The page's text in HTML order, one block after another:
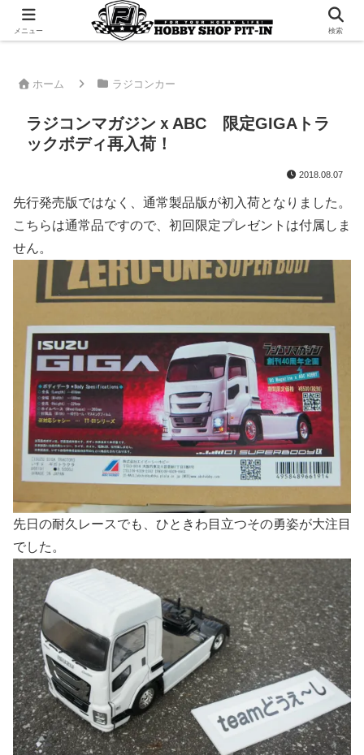
千葉県君津市でラジコンやプラモデルを販売。 ピットインのウェブサイトです
ホーム ラジコンカー
ラジコンマガジンｘABC 限定GIGAトラ
ックボディ再入荷！
2018.08.07
先行発売版ではなく、通常製品版が初入荷となりました。
こちらは通常品ですので、初回限定プレゼントは付属しま
せん。
先日の耐久レースでも、ひときわ目立つその勇姿が大注目
でした。
メニュー 検索